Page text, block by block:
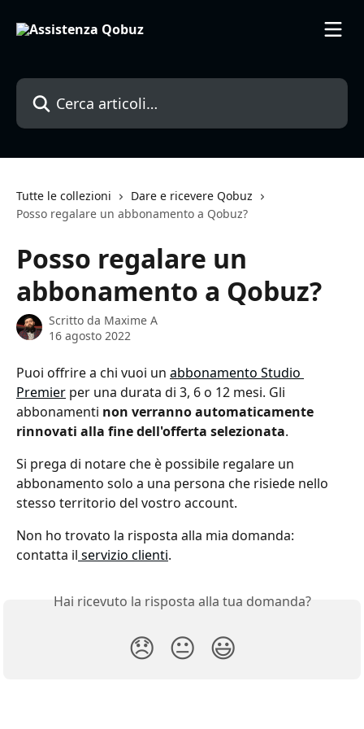
Cerca articoli…
Tutte le collezioni
Dare e ricevere Qobuz
Posso regalare un abbonamento a Qobuz?
Posso regalare un
abbonamento a Qobuz?
Scritto da Maxime A
16 agosto 2022
Puoi offrire a chi vuoi un abbonamento Studio
Premier per una durata di 3, 6 o 12 mesi. Gli
abbonamenti non verranno automaticamente
rinnovati alla fine dell'offerta selezionata.
Si prega di notare che è possibile regalare un
abbonamento solo a una persona che risiede nello
stesso territorio del vostro account.
Non ho trovato la risposta alla mia domanda:
contatta il servizio clienti.
Hai ricevuto la risposta alla tua domanda?
😞 😐 😃